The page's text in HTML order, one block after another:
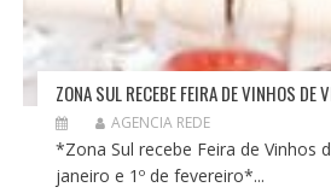
ZONA SUL RECEBE FEIRA DE VINHOS DE
AGENCIA REDE
*Zona Sul recebe Feira de Vinhos
janeiro e 1º de fevereiro*...